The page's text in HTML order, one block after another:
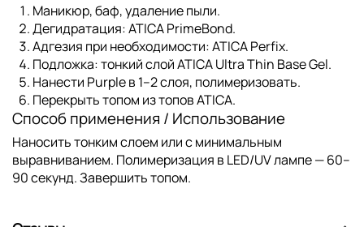
Маникюр, баф, удаление пыли.
Дегидратация:ATICA PrimeBond.
Адгезия при необходимости:ATICA Perfix.
Подложка: тонкий слойATICA Ultra Thin Base Gel.
Нанести Purpleв 1–2 слоя, полимеризовать.
Перекрыть топом изтопов ATICA.
Способ применения / Использование
Наносить тонким слоем или с минимальным
выравниванием. Полимеризация в LED/UV лампе — 60–
90 секунд. Завершить топом.